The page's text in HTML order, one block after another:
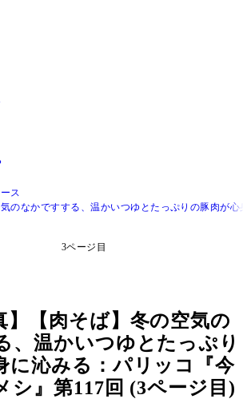
ス
気のなかですする、温かいつゆとたっぷりの豚肉が
3ページ目
】【肉そば】冬の空気の
、温かいつゆとたっぷり
に沁みる：パリッコ『今
シ』第117回 (3ページ目)